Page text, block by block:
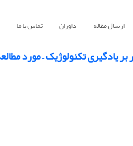
ارسال مقاله داوران تماس با ما
یادگیری تکنولوژیک – مورد